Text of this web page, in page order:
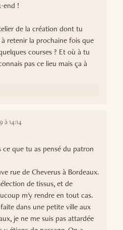
end !
de la création dont tu
à retenir la prochaine fois que
courses ? Et où à tu
pas ce lieu mais ça à
à 14:14
ce que tu as pensé du patron
rue de Cheverus à Bordeaux.
de tissus, et de
m'y rendre en tout cas.
dans une petite ville aux
je ne me suis pas attardée